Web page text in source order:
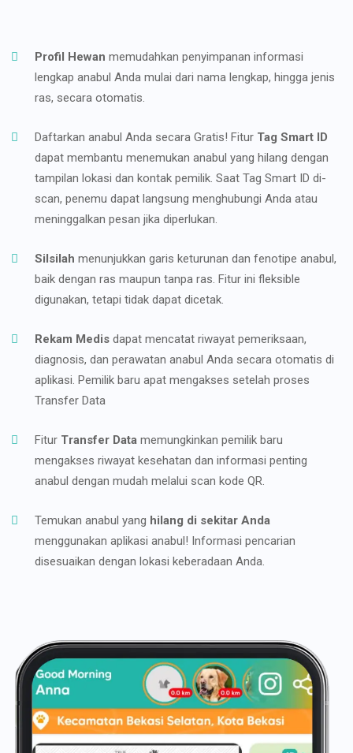
Profil Hewan memudahkan penyimpanan informasi
lengkap anabul Anda mulai dari nama lengkap, hingga jenis
ras, secara otomatis.
Daftarkan anabul Anda secara Gratis! Fitur Tag Smart ID
dapat membantu menemukan anabul yang hilang dengan
tampilan lokasi dan kontak pemilik. Saat Tag Smart ID di-
scan, penemu dapat langsung menghubungi Anda atau
meninggalkan pesan jika diperlukan.
Silsilah menunjukkan garis keturunan dan fenotipe anabul,
baik dengan ras maupun tanpa ras. Fitur ini fleksible
digunakan, tetapi tidak dapat dicetak.
Rekam Medis dapat mencatat riwayat pemeriksaan,
diagnosis, dan perawatan anabul Anda secara otomatis di
aplikasi. Pemilik baru apat mengakses setelah proses
Transfer Data
Fitur Transfer Data memungkinkan pemilik baru
mengakses riwayat kesehatan dan informasi penting
anabul dengan mudah melalui scan kode QR.
Temukan anabul yang hilang di sekitar Anda
menggunakan aplikasi anabul! Informasi pencarian
disesuaikan dengan lokasi keberadaan Anda.